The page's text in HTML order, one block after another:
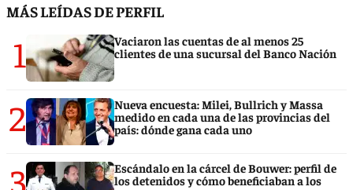
MÁS LEÍDAS DE PERFIL
1
Vaciaron las cuentas de al menos 25
clientes de una sucursal del Banco Nación
2
Nueva encuesta: Milei, Bullrich y Massa
medido en cada una de las provincias del
país: dónde gana cada uno
3
Escándalo en la cárcel de Bouwer: perfil de
los detenidos y cómo beneficiaban a los